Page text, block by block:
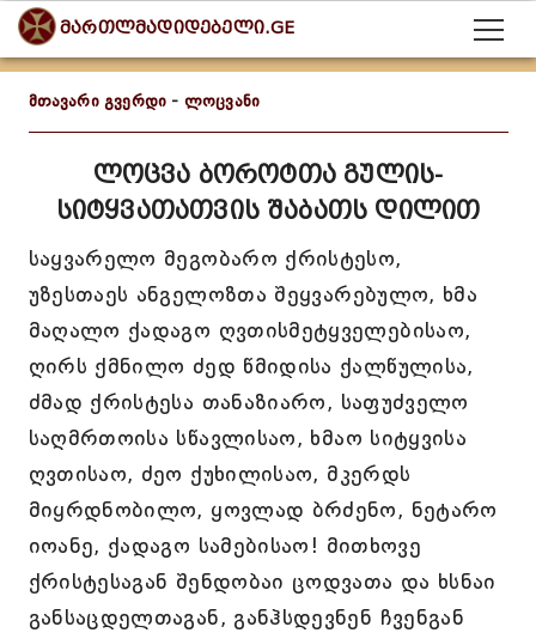
მართლმადიდებელი.GE
მთავარი გვერდი - ლოცვანი
ლოცვა ბოროტთა გულის-
სიტყვათათვის შაბათს დილით
საყვარელო მეგობარო ქრისტესო,
უზესთაეს ანგელოზთა შეყვარებულო, ხმა
მაღალო ქადაგო ღვთისმეტყველებისაო,
ღირს ქმნილო ძედ წმიდისა ქალწულისა,
ძმად ქრისტესა თანაზიარო, საფუძველო
საღმრთოისა სწავლისაო, ხმაო სიტყვისა
ღვთისაო, ძეო ქუხილისაო, მკერდს
მიყრდნობილო, ყოვლად ბრძენო, ნეტარო
იოანე, ქადაგო სამებისაო! მითხოვე
ქრისტესაგან შენდობაი ცოდვათა და ხსნაი
განსაცდელთაგან, განჰსდევნენ ჩვენგან